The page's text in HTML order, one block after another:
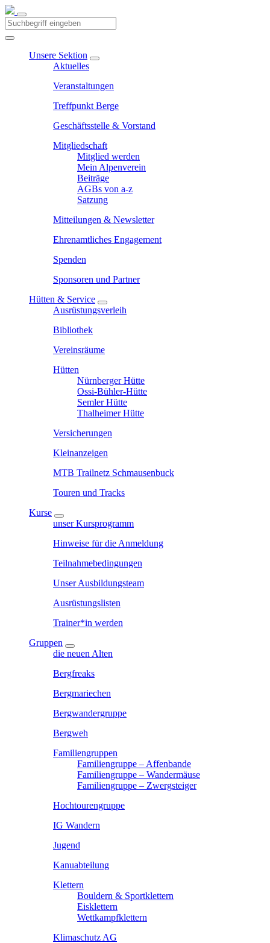
Unsere Sektion
Aktuelles
Veranstaltungen
Treffpunkt Berge
Geschäftsstelle & Vorstand
Mitgliedschaft
Mitglied werden
Mein Alpenverein
Beiträge
AGBs von a-z
Satzung
Mitteilungen & Newsletter
Ehrenamtliches Engagement
Spenden
Sponsoren und Partner
Hütten & Service
Ausrüstungsverleih
Bibliothek
Vereinsräume
Hütten
Nürnberger Hütte
Ossi-Bühler-Hütte
Semler Hütte
Thalheimer Hütte
Versicherungen
Kleinanzeigen
MTB Trailnetz Schmausenbuck
Touren und Tracks
Kurse
unser Kursprogramm
Hinweise für die Anmeldung
Teilnahmebedingungen
Unser Ausbildungsteam
Ausrüstungslisten
Trainer*in werden
Gruppen
die neuen Alten
Bergfreaks
Bergmariechen
Bergwandergruppe
Bergweh
Familiengruppen
Familiengruppe – Affenbande
Familiengruppe – Wandermäuse
Familiengruppe – Zwergsteiger
Hochtourengruppe
IG Wandern
Jugend
Kanuabteilung
Klettern
Bouldern & Sportklettern
Eisklettern
Wettkampfklettern
Klimaschutz AG